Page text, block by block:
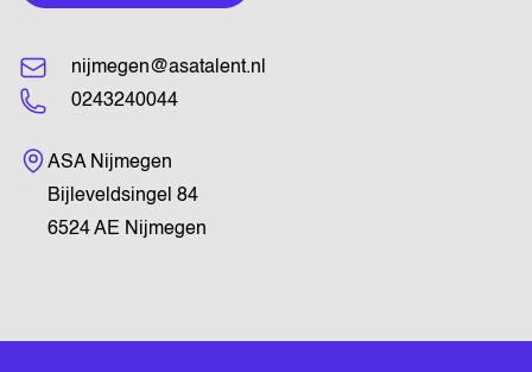
nijmegen@asatalent.nl
0243240044
Bezoekadres
ASA Nijmegen
Bijleveldsingel 84
6524 AE Nijmegen